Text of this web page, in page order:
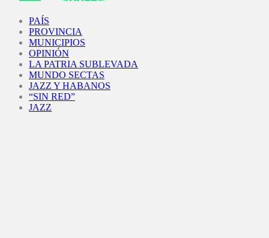
PAÍS
PROVINCIA
MUNICIPIOS
OPINIÓN
LA PATRIA SUBLEVADA
MUNDO SECTAS
JAZZ Y HABANOS
“SIN RED”
JAZZ